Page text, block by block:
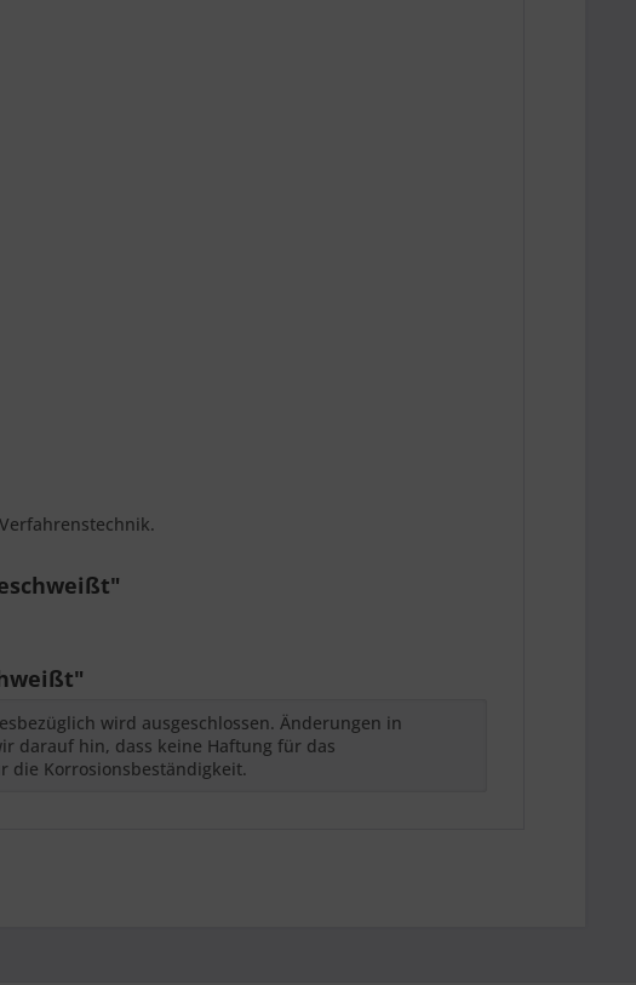
wird ausgeschlossen. Änderungen in
darauf hin, dass keine Haftung für das
die Korrosionsbeständigkeit.